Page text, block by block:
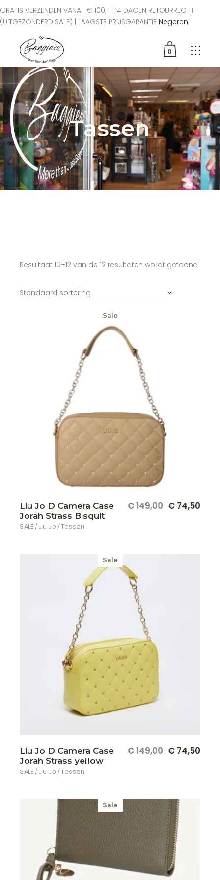
GRATIS VERZENDEN VANAF € 100,- | 14 DAGEN RETOURRECHT
(UITGEZONDERD SALE) | LAAGSTE PRIJSGARANTIE Negeren
0
Geen producten in de
winkelwagen.
Tassen
Resultaat 10–12 van de 12 resultaten wordt getoond
Standaard sortering
Sale
Liu Jo D Camera Case
Jorah Strass Bisquit
SALE Liu Jo Tassen
€149,00
Oorspronkelijke
€74,50
Huidige
Sale
Liu Jo D Camera Case
Jorah Strass yellow
SALE Liu Jo Tassen
€149,00
Oorspronkelijke
€74,50
Huidige
Sale